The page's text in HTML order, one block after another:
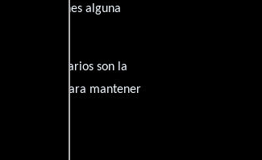
¿Tienes alguna
tus comentarios son la
eliminado para mantener